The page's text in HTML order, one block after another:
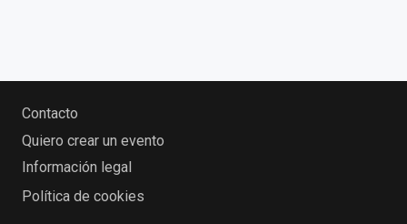
Contacto
Quiero crear un evento
Información legal
Política de cookies